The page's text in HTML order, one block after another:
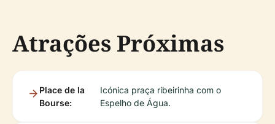
Atrações Próximas
Place de la
Bourse:
Icónica praça ribeirinha com o
Espelho de Água.